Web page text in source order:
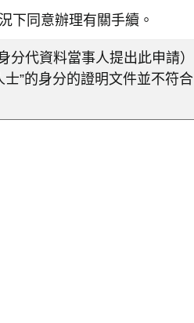
下同意辦理有關手續。
代資料當事人提出此申請）
”的身分的證明文件並不符合